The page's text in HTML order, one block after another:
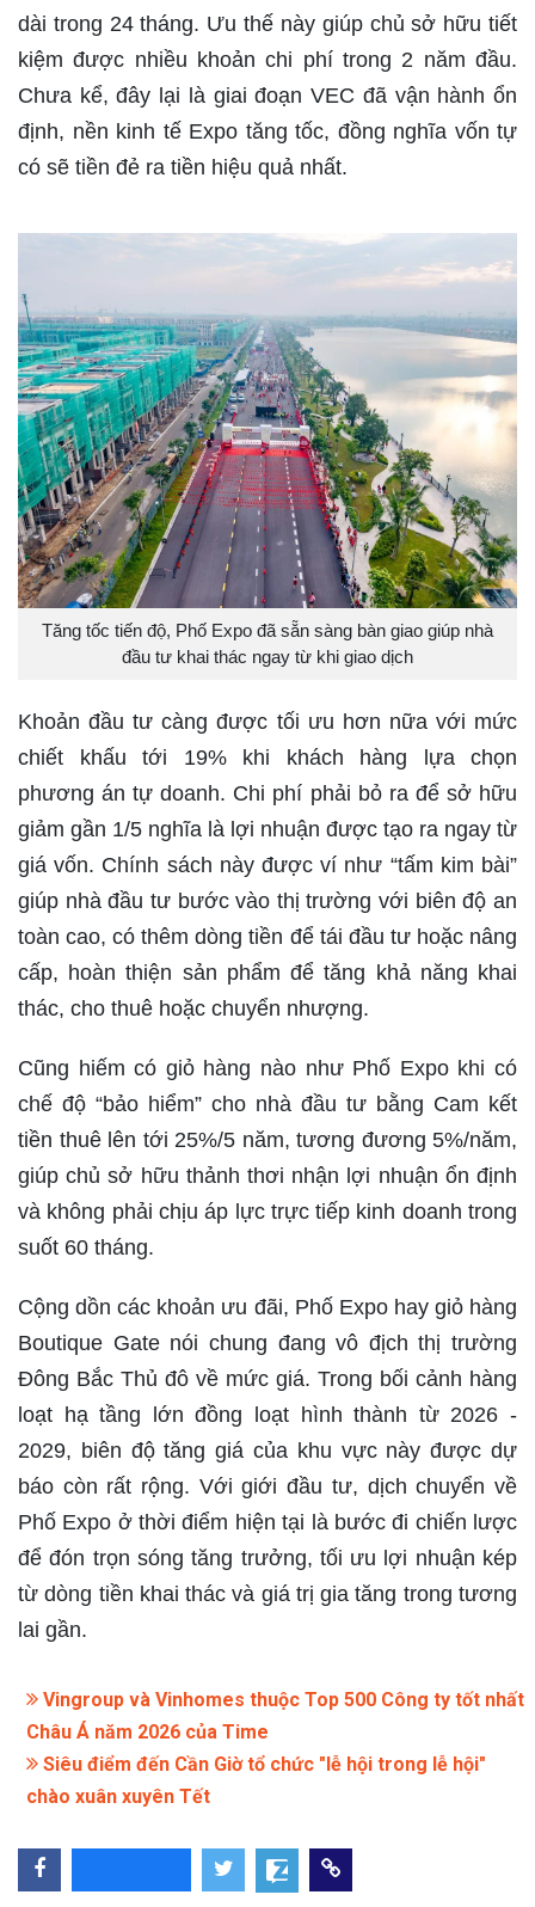
dài trong 24 tháng. Ưu thế này giúp chủ sở hữu tiết
kiệm được nhiều khoản chi phí trong 2 năm đầu.
Chưa kể, đây lại là giai đoạn VEC đã vận hành ổn
định, nền kinh tế Expo tăng tốc, đồng nghĩa vốn tự
có sẽ tiền đẻ ra tiền hiệu quả nhất.
Tăng tốc tiến độ, Phố Expo đã sẵn sàng bàn giao giúp nhà
đầu tư khai thác ngay từ khi giao dịch
Khoản đầu tư càng được tối ưu hơn nữa với mức
chiết khấu tới 19% khi khách hàng lựa chọn
phương án tự doanh. Chi phí phải bỏ ra để sở hữu
giảm gần 1/5 nghĩa là lợi nhuận được tạo ra ngay từ
giá vốn. Chính sách này được ví như “tấm kim bài”
giúp nhà đầu tư bước vào thị trường với biên độ an
toàn cao, có thêm dòng tiền để tái đầu tư hoặc nâng
cấp, hoàn thiện sản phẩm để tăng khả năng khai
thác, cho thuê hoặc chuyển nhượng.
Cũng hiếm có giỏ hàng nào như Phố Expo khi có
chế độ “bảo hiểm” cho nhà đầu tư bằng Cam kết
tiền thuê lên tới 25%/5 năm, tương đương 5%/năm,
giúp chủ sở hữu thảnh thơi nhận lợi nhuận ổn định
và không phải chịu áp lực trực tiếp kinh doanh trong
suốt 60 tháng.
Cộng dồn các khoản ưu đãi, Phố Expo hay giỏ hàng
Boutique Gate nói chung đang vô địch thị trường
Đông Bắc Thủ đô về mức giá. Trong bối cảnh hàng
loạt hạ tầng lớn đồng loạt hình thành từ 2026 -
2029, biên độ tăng giá của khu vực này được dự
báo còn rất rộng. Với giới đầu tư, dịch chuyển về
Phố Expo ở thời điểm hiện tại là bước đi chiến lược
để đón trọn sóng tăng trưởng, tối ưu lợi nhuận kép
từ dòng tiền khai thác và giá trị gia tăng trong tương
lai gần.
Vingroup và Vinhomes thuộc Top 500 Công ty tốt nhất
Châu Á năm 2026 của Time
Siêu điểm đến Cần Giờ tổ chức "lễ hội trong lễ hội"
chào xuân xuyên Tết